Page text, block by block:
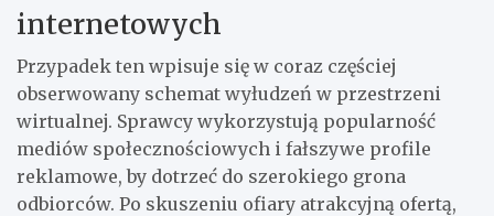
internetowych
Przypadek ten wpisuje się w coraz częściej
obserwowany schemat wyłudzeń w przestrzeni
wirtualnej. Sprawcy wykorzystują popularność
mediów społecznościowych i fałszywe profile
reklamowe, by dotrzeć do szerokiego grona
odbiorców. Po skuszeniu ofiary atrakcyjną ofertą,